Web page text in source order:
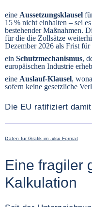
eine Aussetzungsklausel
15 % nicht einhalten – sei
bestehender Maßnahmen.
für die die Zollsätze
Dezember 2026 als Frist
einSchutzmechanismus,
europäischen Industrie
eine Auslauf-Klausel,
sofern keine gesetzliche
Die EU ratifiziert
Daten für Grafik im .xlsx Format
Eine fragiler
Kalkulation